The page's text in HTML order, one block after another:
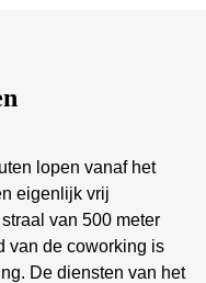
lopen vanaf het
eigenlijk vrij
van 500 meter
van de coworking is
De diensten van het